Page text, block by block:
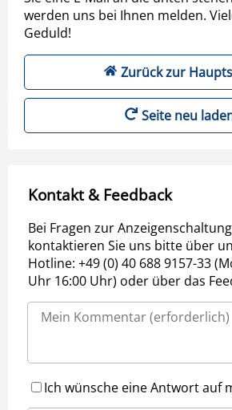
werden uns bei Ihnen melden.
Geduld!
Zurück zur
Seite neu
Kontakt & Feedback
Bei Fragen zur
kontaktieren Sie uns bitte über
Hotline: +49 (0) 40 688 9157-33
Uhr 16:00 Uhr) oder über das
Ich wünsche eine Antwort auf